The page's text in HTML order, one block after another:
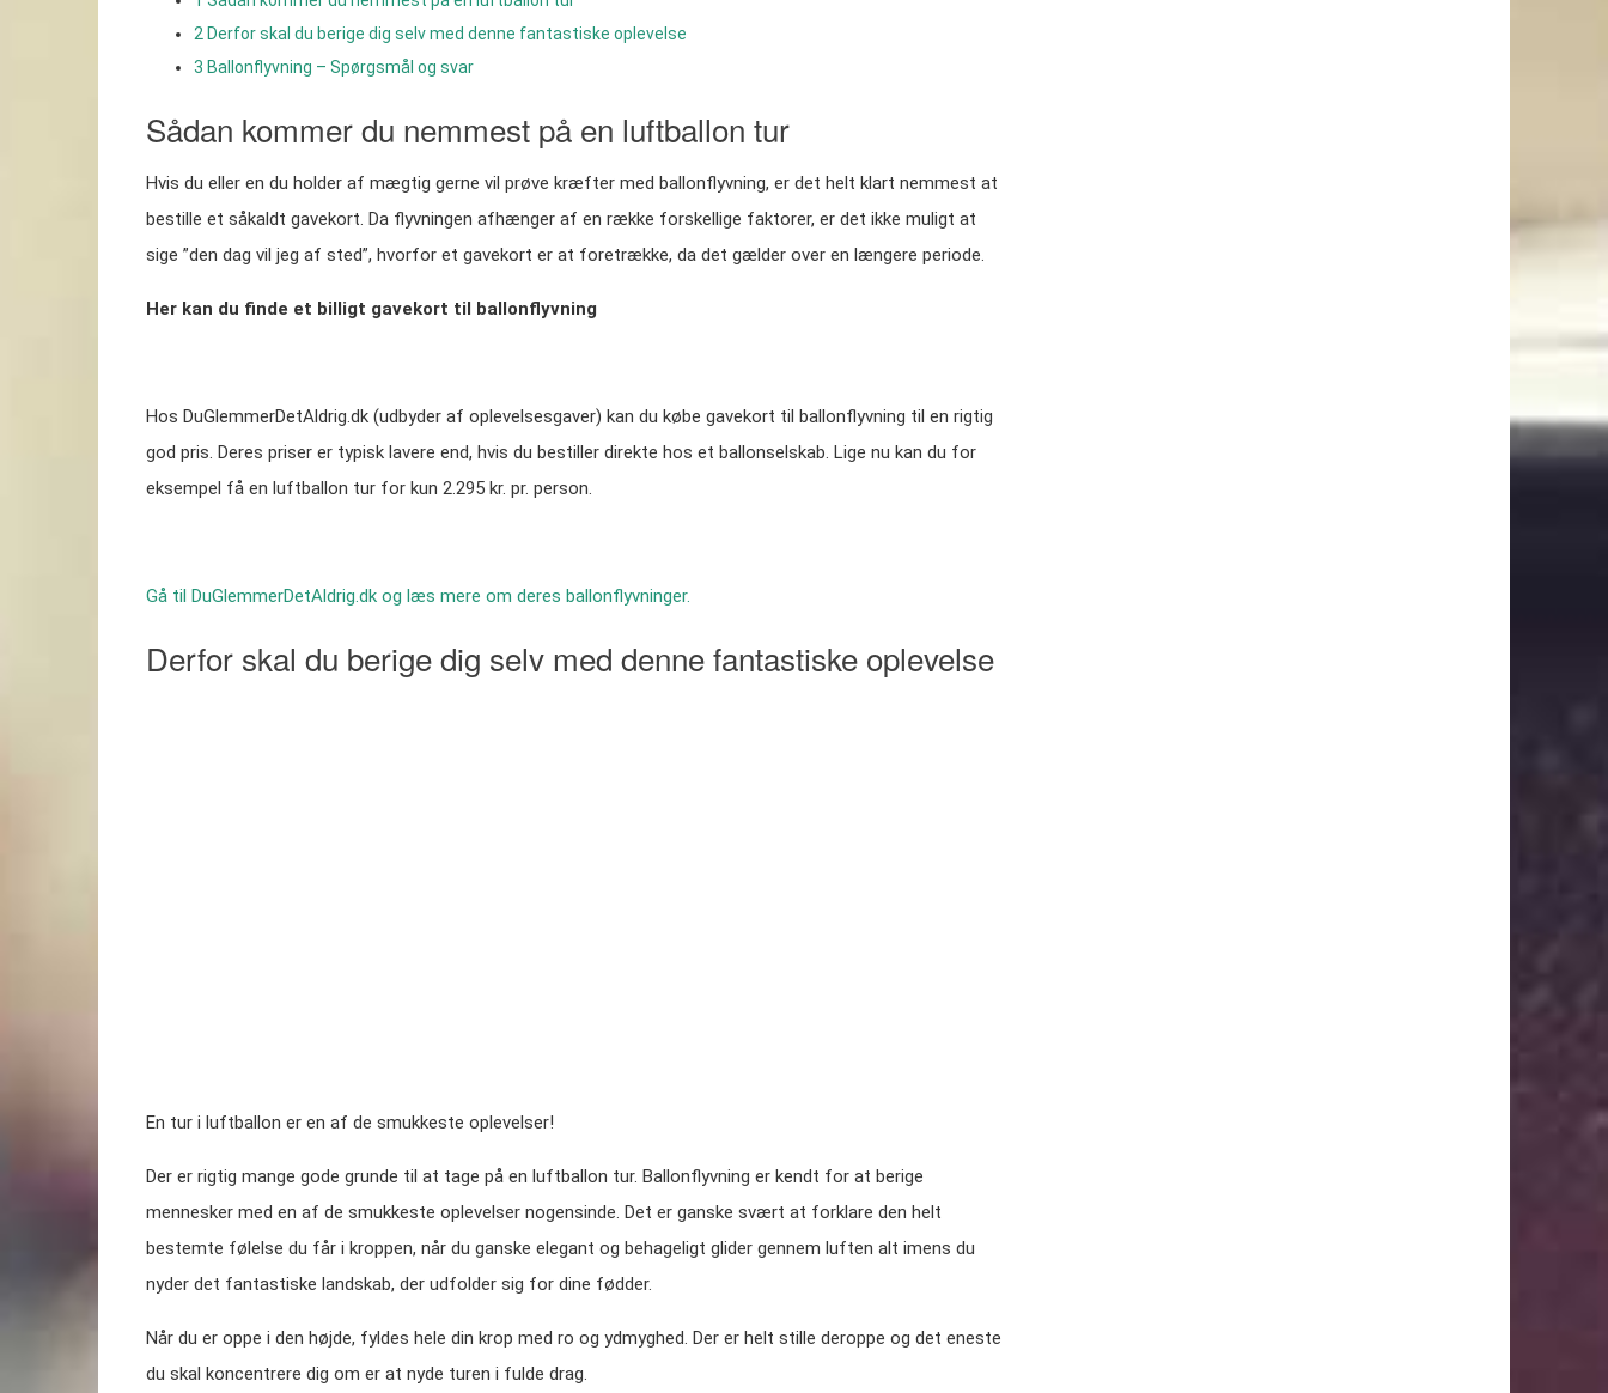
2 Derfor skal du berige dig selv med denne fantastiske oplevelse
3 Ballonflyvning – Spørgsmål og svar
Sådan kommer du nemmest på en luftballon tur
Hvis du eller en du holder af mægtig gerne vil prøve kræfter med ballonflyvning, er det helt klart nemmest at
bestille et såkaldt gavekort. Da flyvningen afhænger af en række forskellige faktorer, er det ikke muligt at
sige ”den dag vil jeg af sted”, hvorfor et gavekort er at foretrække, da det gælder over en længere periode.
Her kan du finde et billigt gavekort til ballonflyvning
Hos DuGlemmerDetAldrig.dk (udbyder af oplevelsesgaver) kan du købe gavekort til ballonflyvning til en rigtig
god pris. Deres priser er typisk lavere end, hvis du bestiller direkte hos et ballonselskab. Lige nu kan du for
eksempel få en luftballon tur for kun 2.295 kr. pr. person.
Gå til DuGlemmerDetAldrig.dk og læs mere om deres ballonflyvninger.
Derfor skal du berige dig selv med denne fantastiske oplevelse
En tur i luftballon er en af de smukkeste oplevelser!
Der er rigtig mange gode grunde til at tage på en luftballon tur. Ballonflyvning er kendt for at berige
mennesker med en af de smukkeste oplevelser nogensinde. Det er ganske svært at forklare den helt
bestemte følelse du får i kroppen, når du ganske elegant og behageligt glider gennem luften alt imens du
nyder det fantastiske landskab, der udfolder sig for dine fødder.
Når du er oppe i den højde, fyldes hele din krop med ro og ydmyghed. Der er helt stille deroppe og det eneste
du skal koncentrere dig om er at nyde turen i fulde drag.